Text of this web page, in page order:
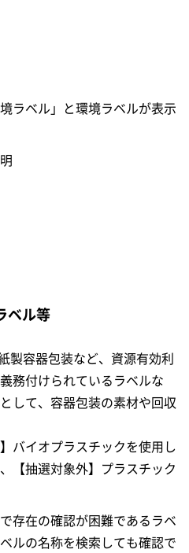
ラベル」と環境ラベルが表示
ベル等
製容器包装など、資源有効利
務付けられているラベルな
して、容器包装の素材や回収
バイオプラスチックを使用し
【抽選対象外】プラスチック
存在の確認が困難であるラベ
ルの名称を検索しても確認で